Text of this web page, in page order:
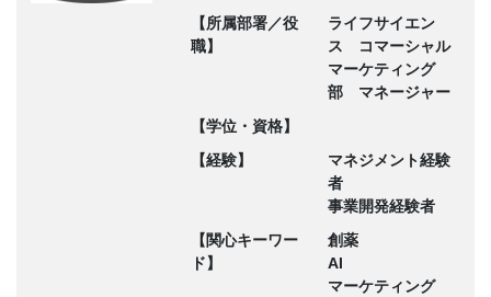
【所属部署／役
職】
ライフサイエン
ス コマーシャル
マーケティング
部 マネージャー
【学位・資格】
【経験】
マネジメント経験
者
事業開発経験者
【関心キーワー
ド】
創薬
AI
マーケティング